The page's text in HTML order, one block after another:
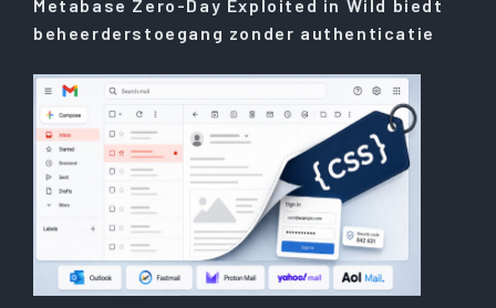
Metabase Zero-Day Exploited in Wild biedt
beheerderstoegang zonder authenticatie